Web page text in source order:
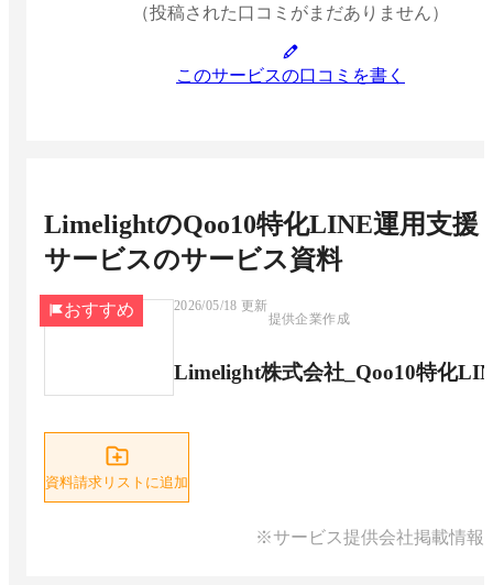
（投稿された口コミがまだありません）
このサービスの口コミを書く
LimelightのQoo10特化LINE運用支援
サービスのサービス資料
おすすめ 2026/05/18 更新
提供企業作成
Limelight株式会社_Qoo10特化
資料請求リストに追加
※サービス提供会社掲載情報